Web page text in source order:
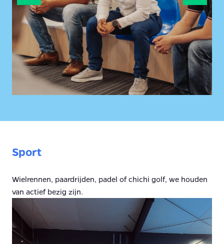
Sport
Wielrennen, paardrijden, padel of chichi golf, we houden
van actief bezig zijn.